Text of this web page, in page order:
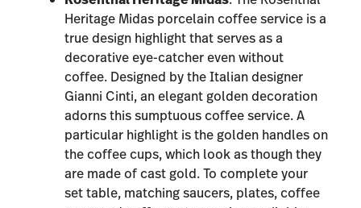
Heritage Midas porcelain coffee service is a
true design highlight that serves as a
decorative eye-catcher even without
coffee. Designed by the Italian designer
Gianni Cinti, an elegant golden decoration
adorns this sumptuous coffee service. A
particular highlight is the golden handles on
the coffee cups, which look as though they
are made of cast gold. To complete your
set table, matching saucers, plates, coffee